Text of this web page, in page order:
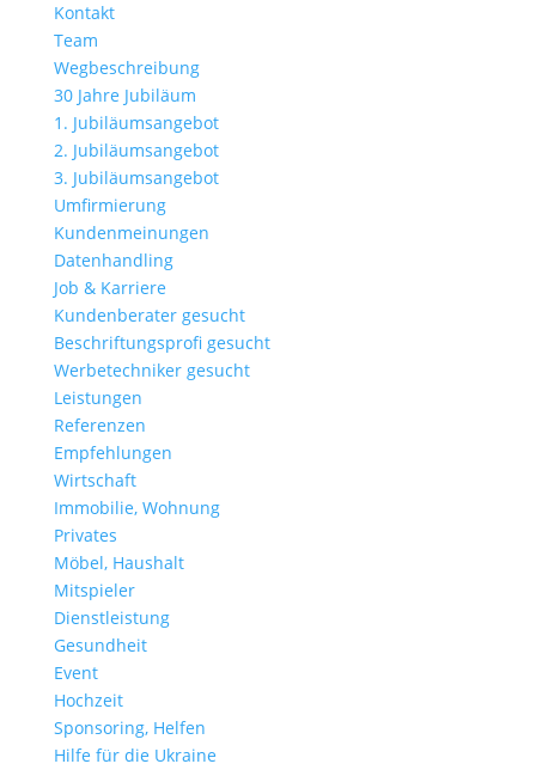
Kontakt
Team
Wegbeschreibung
30 Jahre Jubiläum
1. Jubiläumsangebot
2. Jubiläumsangebot
3. Jubiläumsangebot
Umfirmierung
Kundenmeinungen
Datenhandling
Job & Karriere
Kundenberater gesucht
Beschriftungsprofi gesucht
Werbetechniker gesucht
Leistungen
Referenzen
Empfehlungen
Wirtschaft
Immobilie, Wohnung
Privates
Möbel, Haushalt
Mitspieler
Dienstleistung
Gesundheit
Event
Hochzeit
Sponsoring, Helfen
Hilfe für die Ukraine